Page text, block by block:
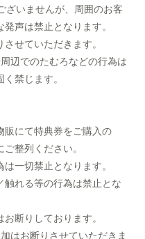
ざいませんが、周囲のお客
発声は禁止となります。
せていただきます。
辺でのたむろなどの行為は
く禁じます。
販にて特典券をご購入の
ご整列ください。
は一切禁止となります。
触れる等の行為は禁止とな
断りしております。
はお断りさせていただきま